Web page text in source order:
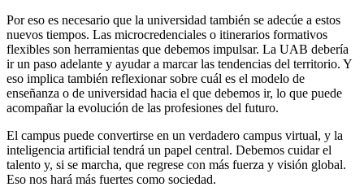
Por eso es necesario que la universidad también se adecúe a estos
nuevos tiempos. Las microcredenciales o itinerarios formativos
flexibles son herramientas que debemos impulsar. La UAB debería
ir un paso adelante y ayudar a marcar las tendencias del territorio. Y
eso implica también reflexionar sobre cuál es el modelo de
enseñanza o de universidad hacia el que debemos ir, lo que puede
acompañar la evolución de las profesiones del futuro.
El campus puede convertirse en un verdadero campus virtual, y la
inteligencia artificial tendrá un papel central. Debemos cuidar el
talento y, si se marcha, que regrese con más fuerza y visión global.
Eso nos hará más fuertes como sociedad.